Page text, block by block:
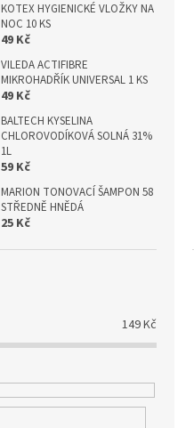
KOTEX HYGIENICKÉ VLOŽKY NA
NOC 10 KS
49 Kč
VILEDA ACTIFIBRE
MIKROHADŘÍK UNIVERSAL 1 KS
49 Kč
BALTECH KYSELINA
CHLOROVODÍKOVÁ SOLNÁ 31%
1L
59 Kč
MARION TONOVACÍ ŠAMPON 58
STŘEDNĚ HNĚDÁ
25 Kč
149Kč